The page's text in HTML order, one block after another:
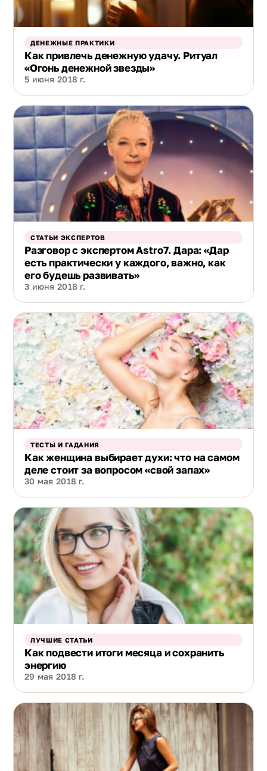
ДЕНЕЖНЫЕ ПРАКТИКИ
Как привлечь денежную удачу. Ритуал
«Огонь денежной звезды»
5 июня 2018 г.
СТАТЬИ ЭКСПЕРТОВ
Разговор с экспертом Аstro7. Дара: «Дар
есть практически у каждого, важно, как
его будешь развивать»
3 июня 2018 г.
ТЕСТЫ И ГАДАНИЯ
Как женщина выбирает духи: что на самом
деле стоит за вопросом «свой запах»
30 мая 2018 г.
ЛУЧШИЕ СТАТЬИ
Как подвести итоги месяца и сохранить
энергию
29 мая 2018 г.